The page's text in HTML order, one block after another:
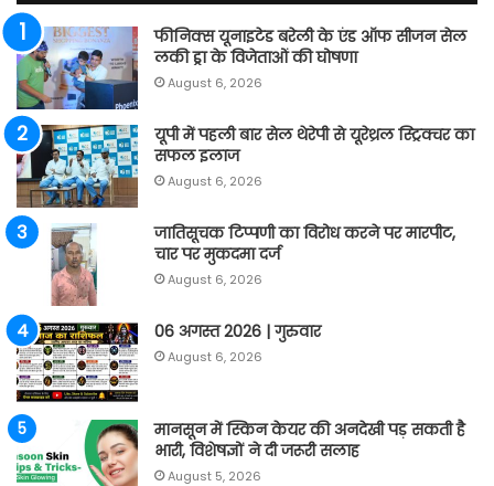
फीनिक्स यूनाइटेड बरेली के एंड ऑफ सीजन सेल
लकी ड्रा के विजेताओं की घोषणा
August 6, 2026
यूपी में पहली बार सेल थेरेपी से यूरेथ्रल स्ट्रिक्चर का
सफल इलाज
August 6, 2026
जातिसूचक टिप्पणी का विरोध करने पर मारपीट,
चार पर मुकदमा दर्ज
August 6, 2026
06 अगस्त 2026 | गुरुवार
August 6, 2026
मानसून में स्किन केयर की अनदेखी पड़ सकती है
भारी, विशेषज्ञों ने दी जरूरी सलाह
August 5, 2026